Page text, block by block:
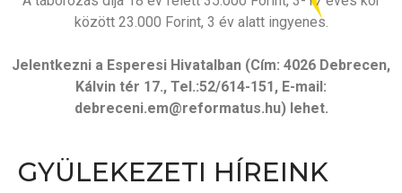
között 23.000 Forint, 3 év alatt ingyenes.
Jelentkezni a Esperesi Hivatalban (Cím: 4026 Debrecen,
Kálvin tér 17., Tel.:52/614-151, E-mail:
debreceni.em@reformatus.hu) lehet.
GYÜLEKEZETI HÍREINK